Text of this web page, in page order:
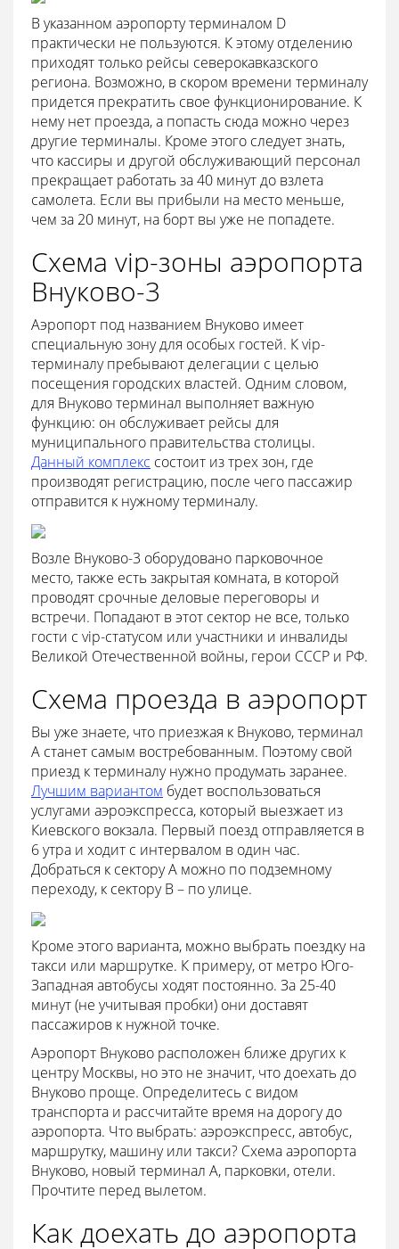
В указанном аэропорту терминалом D
практически не пользуются. К этому отделению
приходят только рейсы северокавказского
региона. Возможно, в скором времени терминалу
придется прекратить свое функционирование. К
нему нет проезда, а попасть сюда можно через
другие терминалы. Кроме этого следует знать,
что кассиры и другой обслуживающий персонал
прекращает работать за 40 минут до взлета
самолета. Если вы прибыли на место меньше,
чем за 20 минут, на борт вы уже не попадете.
Схема vip-зоны аэропорта
Внуково-3
Аэропорт под названием Внуково имеет
специальную зону для особых гостей. К vip-
терминалу пребывают делегации с целью
посещения городских властей. Одним словом,
для Внуково терминал выполняет важную
функцию: он обслуживает рейсы для
муниципального правительства столицы.
Данный комплекс состоит из трех зон, где
производят регистрацию, после чего пассажир
отправится к нужному терминалу.
Возле Внуково-3 оборудовано парковочное
место, также есть закрытая комната, в которой
проводят срочные деловые переговоры и
встречи. Попадают в этот сектор не все, только
гости с vip-статусом или участники и инвалиды
Великой Отечественной войны, герои СССР и РФ.
Схема проезда в аэропорт
Вы уже знаете, что приезжая к Внуково, терминал
А станет самым востребованным. Поэтому свой
приезд к терминалу нужно продумать заранее.
Лучшим вариантом будет воспользоваться
услугами аэроэкспресса, который выезжает из
Киевского вокзала. Первый поезд отправляется в
6 утра и ходит с интервалом в один час.
Добраться к сектору А можно по подземному
переходу, к сектору В – по улице.
Кроме этого варианта, можно выбрать поездку на
такси или маршрутке. К примеру, от метро Юго-
Западная автобусы ходят постоянно. За 25-40
минут (не учитывая пробки) они доставят
пассажиров к нужной точке.
Аэропорт Внуково расположен ближе других к
центру Москвы, но это не значит, что доехать до
Внуково проще. Определитесь с видом
транспорта и рассчитайте время на дорогу до
аэропорта. Что выбрать: аэроэкспресс, автобус,
маршрутку, машину или такси? Схема аэропорта
Внуково, новый терминал А, парковки, отели.
Прочтите перед вылетом.
Как доехать до аэропорта